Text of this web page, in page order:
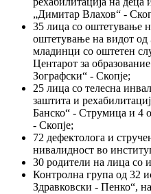
„Димитар Влахов“ -
35 лица со оштетување
оштетување на видот од
младинци со оштетен
Центарот за
Зографски“ - Скопје;
25 лица со телесна
заштита и
Банско“ - Струмица и 4
- Скопје;
72 дефектолога и
нивалидност во
30 родители на лица со
Контролна група од 32
Здравковски - Пенко“,